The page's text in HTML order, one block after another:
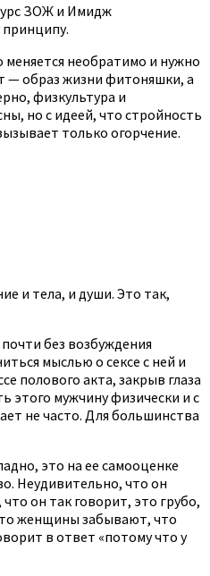
ЗОЖ и Имидж
меняется необратимо и нужно
— образ жизни фитоняшки, а
физкультура и
но с идеей, что стройность
только огорчение.
и тела, и души. Это так,
без возбуждения
мыслью о сексе с ней и
полового акта, закрыв глаза
этого мужчину физически и с
не часто. Для большинства
это на ее самооценке
Неудивительно, что он
он так говорит, это грубо,
женщины забывают, что
в ответ «потому что у